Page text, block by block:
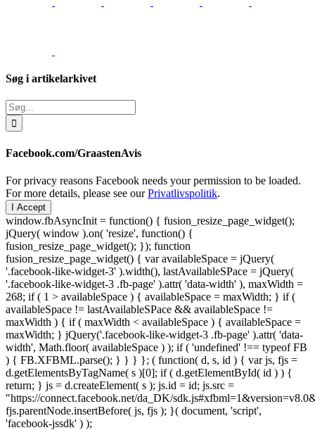
Søg i artikelarkivet
Søg
efter:
Facebook.com/GraastenAvis
For privacy reasons Facebook needs your permission to be loaded.
For more details, please see ourPrivatlivspolitik.
I Accept
window.fbAsyncInit = function() { fusion_resize_page_widget();
jQuery( window ).on( 'resize', function() {
fusion_resize_page_widget(); }); function
fusion_resize_page_widget() { var availableSpace = jQuery(
'.facebook-like-widget-3' ).width(), lastAvailableSPace = jQuery(
'.facebook-like-widget-3 .fb-page' ).attr( 'data-width' ), maxWidth =
268; if ( 1 > availableSpace ) { availableSpace = maxWidth; } if (
availableSpace != lastAvailableSPace && availableSpace !=
maxWidth ) { if ( maxWidth < availableSpace ) { availableSpace =
maxWidth; } jQuery('.facebook-like-widget-3 .fb-page' ).attr( 'data-
width', Math.floor( availableSpace ) ); if ( 'undefined' !== typeof FB
) { FB.XFBML.parse(); } } } }; ( function( d, s, id ) { var js, fjs =
d.getElementsByTagName( s )[0]; if ( d.getElementById( id ) ) {
return; } js = d.createElement( s ); js.id = id; js.src =
"https://connect.facebook.net/da_DK/
fjs.parentNode.insertBefore( js, fjs ); }( document, 'script',
'facebook-jssdk' ) );